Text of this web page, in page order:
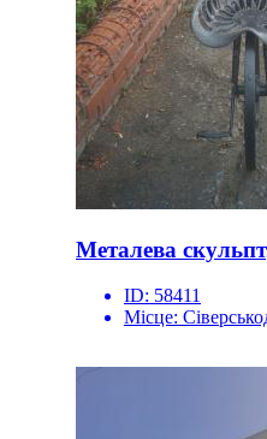
Металева
ID: 58411
Місце: